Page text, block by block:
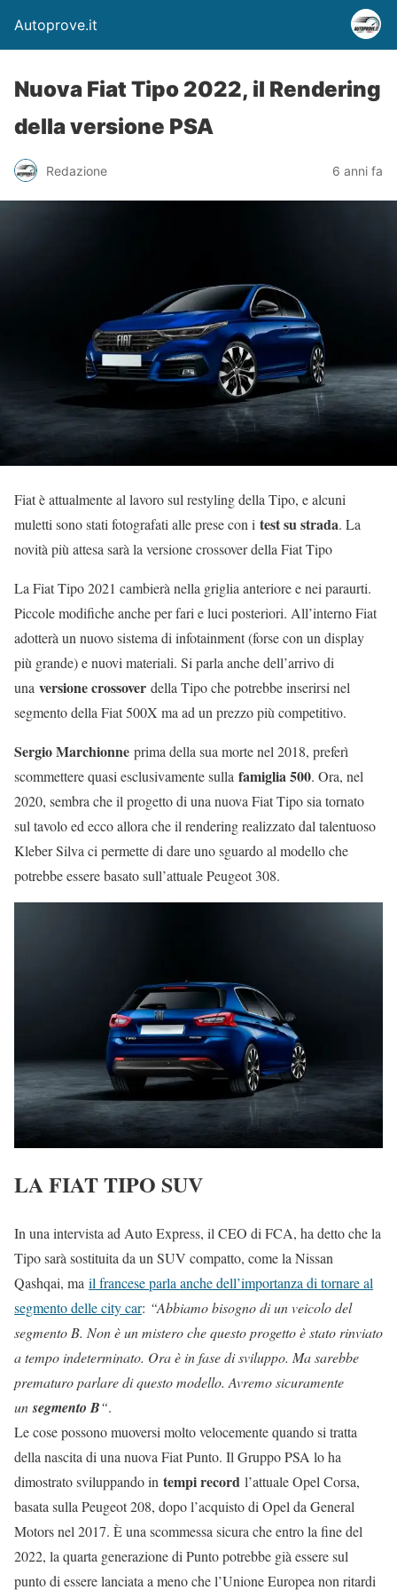
Autoprove.it
Nuova Fiat Tipo 2022, il Rendering
della versione PSA
Redazione 6 anni fa
Fiat è attualmente al lavoro sul restyling della Tipo, e alcuni
muletti sono stati fotografati alle prese con i test su strada. La
novità più attesa sarà la versione crossover della Fiat Tipo
La Fiat Tipo 2021 cambierà nella griglia anteriore e nei paraurti.
Piccole modifiche anche per fari e luci posteriori. All’interno Fiat
adotterà un nuovo sistema di infotainment (forse con un display
più grande) e nuovi materiali. Si parla anche dell’arrivo di
una versione crossover della Tipo che potrebbe inserirsi nel
segmento della Fiat 500X ma ad un prezzo più competitivo.
Sergio Marchionne prima della sua morte nel 2018, preferì
scommettere quasi esclusivamente sulla famiglia 500. Ora, nel
2020, sembra che il progetto di una nuova Fiat Tipo sia tornato
sul tavolo ed ecco allora che il rendering realizzato dal talentuoso
Kleber Silva ci permette di dare uno sguardo al modello che
potrebbe essere basato sull’attuale Peugeot 308.
LA FIAT TIPO SUV
In una intervista ad Auto Express, il CEO di FCA, ha detto che la
Tipo sarà sostituita da un SUV compatto, come la Nissan
Qashqai, ma il francese parla anche dell’importanza di tornare al
segmento delle city car: “Abbiamo bisogno di un veicolo del
segmento B. Non è un mistero che questo progetto è stato rinviato
a tempo indeterminato. Ora è in fase di sviluppo. Ma sarebbe
prematuro parlare di questo modello. Avremo sicuramente
unsegmento B“.
Le cose possono muoversi molto velocemente quando si tratta
della nascita di una nuova Fiat Punto. Il Gruppo PSA lo ha
dimostrato sviluppando in tempi record l’attuale Opel Corsa,
basata sulla Peugeot 208, dopo l’acquisto di Opel da General
Motors nel 2017. È una scommessa sicura che entro la fine del
2022, la quarta generazione di Punto potrebbe già essere sul
punto di essere lanciata a meno che l’Unione Europea non ritardi